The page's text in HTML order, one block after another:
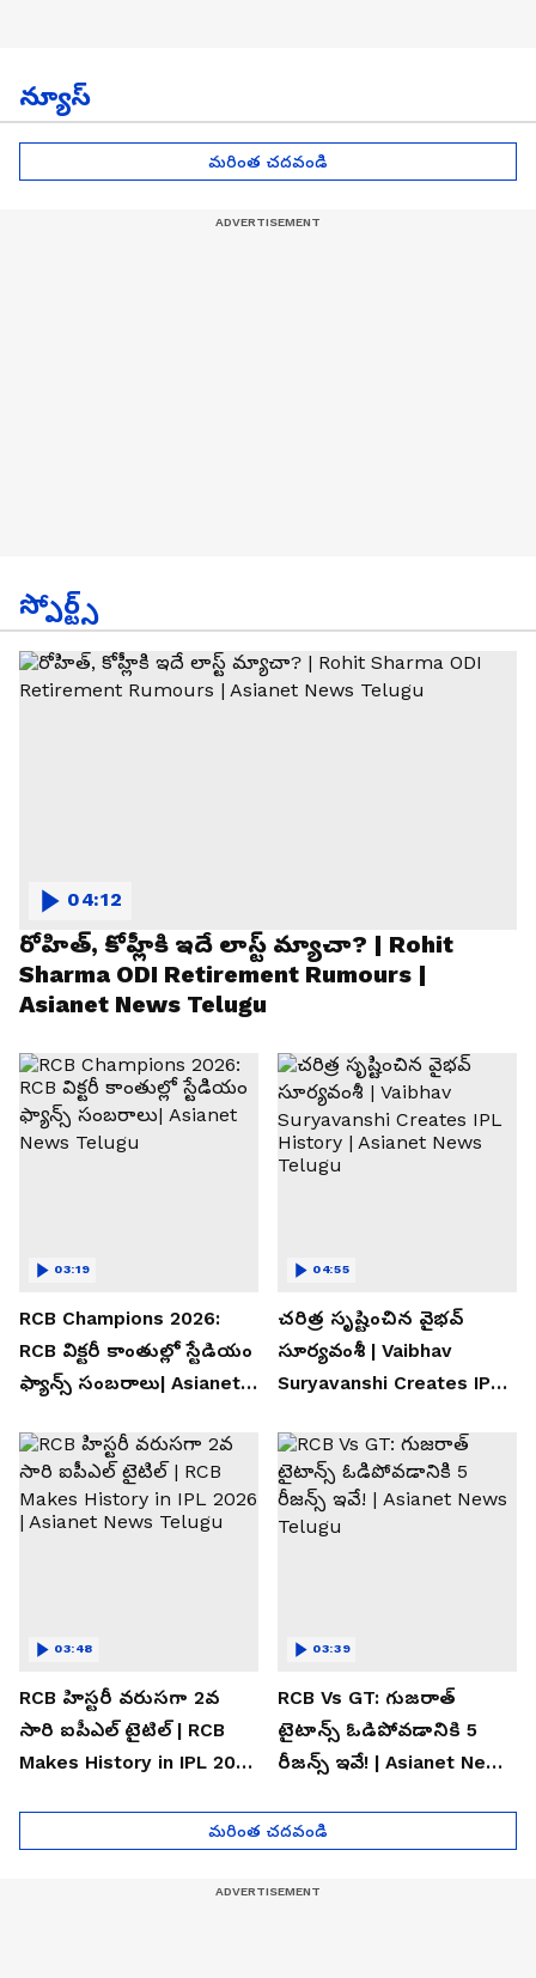
న్యూస్
మరింత చదవండి
స్పోర్ట్స్
రోహిత్, కోహ్లీకి ఇదే లాస్ట్ మ్యాచా? | Rohit
Sharma ODI Retirement Rumours |
Asianet News Telugu
04:12
RCB Champions 2026:
RCB విక్టరీ కాంతుల్లో స్టేడియం
ఫ్యాన్స్ సంబరాలు| Asianet
03:19
చరిత్ర సృష్టించిన వైభవ్
సూర్యవంశీ | Vaibhav
Suryavanshi Creates IPL
Telugu
04:55
RCB హిస్టరీ వరుసగా 2వ
సారి ఐపీఎల్ టైటిల్ | RCB
Makes History in IPL 2026
03:48
RCB Vs GT: గుజరాత్
టైటాన్స్ ఓడిపోవడానికి 5
రీజన్స్ ఇవే! | Asianet News
03:39
మరింత చదవండి